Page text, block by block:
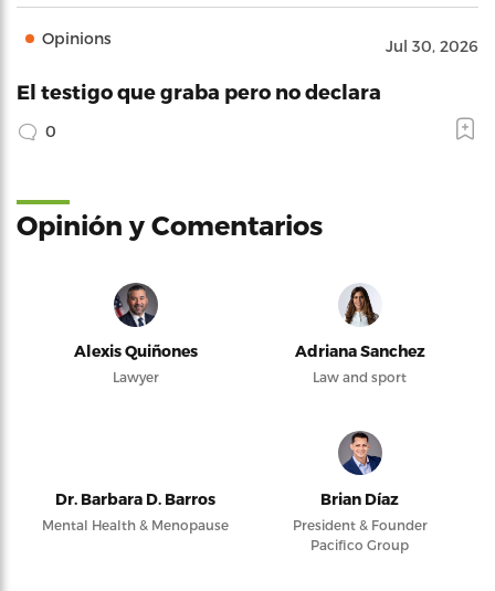
Opinions Jul 30, 2026
El testigo que graba pero no declara
0
Opinión y Comentarios
Alexis Quiñones
Lawyer
Adriana Sanchez
Law and sport
Dr. Barbara D. Barros
Mental Health & Menopause
Brian Díaz
President & Founder
Pacifico Group